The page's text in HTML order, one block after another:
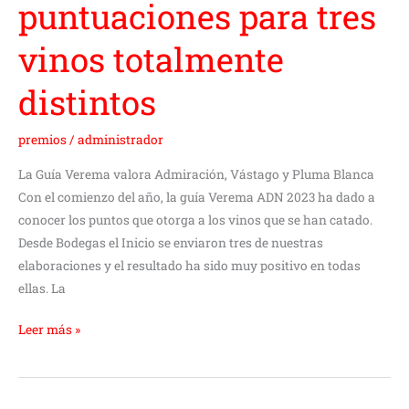
puntuaciones para tres
vinos totalmente
distintos
premios/ administrador
La Guía Verema valora Admiración, Vástago y Pluma Blanca
Con el comienzo del año, la guía Verema ADN 2023 ha dado a
conocer los puntos que otorga a los vinos que se han catado.
Desde Bodegas el Inicio se enviaron tres de nuestras
elaboraciones y el resultado ha sido muy positivo en todas
ellas. La
Leer más »